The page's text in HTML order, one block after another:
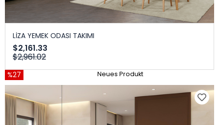
LİZA YEMEK ODASI TAKIMI
$2,161.33
$2,961.02
%27 Neues Produkt